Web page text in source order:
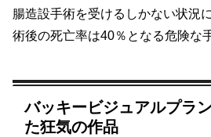
腸造設手術を受けるしかない状況
術後の死亡率は40％となる危険な
バッキービジュアルプラ
た狂気の作品